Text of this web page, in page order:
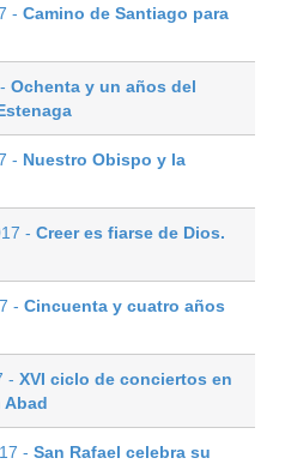
- Camino de Santiago para
Ochenta y un años del
- Nuestro Obispo y la
- Creer es fiarse de Dios.
- Cincuenta y cuatro años
- XVI ciclo de conciertos en
Abad
- San Rafael celebra su